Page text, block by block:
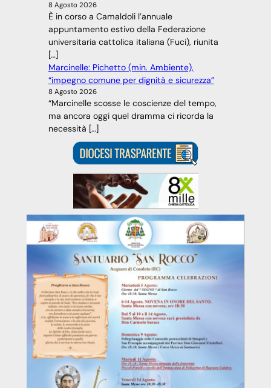
8 Agosto 2026
È in corso a Camaldoli l’annuale
appuntamento estivo della Federazione
universitaria cattolica italiana (Fuci), riunita
[…]
Marcinelle: Pichetto (min. Ambiente),
“impegno comune per dignità e sicurezza”
8 Agosto 2026
“Marcinelle scosse le coscienze del tempo,
ma ancora oggi quel dramma ci ricorda la
necessità […]